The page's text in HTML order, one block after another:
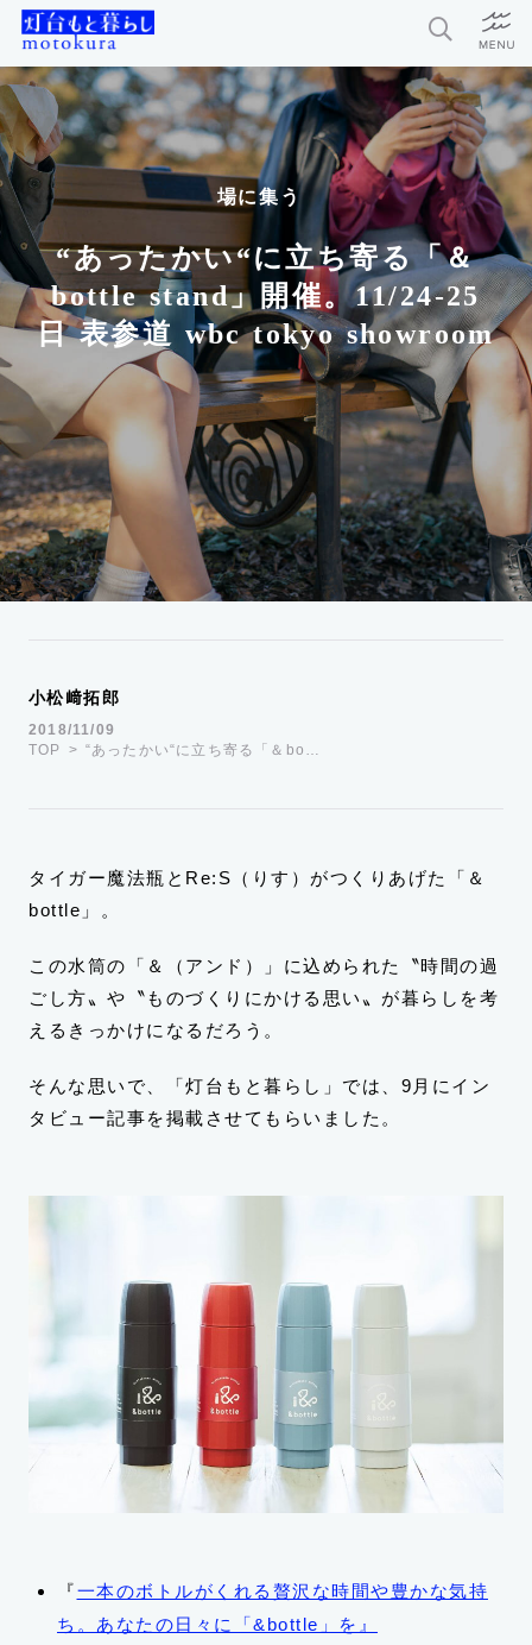
場に集う
“あったかい“に立ち寄る「＆
bottle stand」開催。11/24-25
日 表参道 wbc tokyo showroom
小松﨑拓郎
2018/11/09
TOP
“あったかい“に立ち寄る「＆bo…
タイガー魔法瓶とRe:S（りす）がつくりあげた「＆
bottle」。
この水筒の「＆（アンド）」に込められた〝時間の過
ごし方〟や〝ものづくりにかける思い〟が暮らしを考
えるきっかけになるだろう。
そんな思いで、「灯台もと暮らし」では、9月にイン
タビュー記事を掲載させてもらいました。
『一本のボトルがくれる贅沢な時間や豊かな気持
ち。あなたの日々に「&bottle」を』
特集
新着記事
今月の編集部おすすめ
探求者
灯台もと暮らしとは？
お問い合わせ
利用規約
個人情報保護方針
運営会社